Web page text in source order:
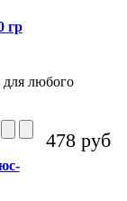
гр
любого
478 руб